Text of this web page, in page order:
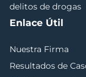
delitos de drogas
Enlace Útil
Nuestra Firma
Resultados de